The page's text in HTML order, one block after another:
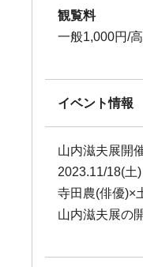
観覧料
一般1,000円/
イベント情報
山内滋夫展開
2023.11/18(土
寺田農(俳優)×
山内滋夫展の